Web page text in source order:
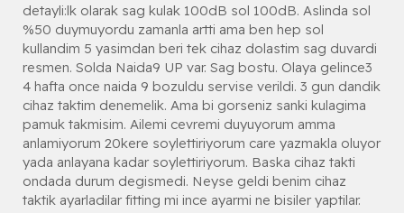
detayli:lk olarak sag kulak 100dB sol 100dB. Aslinda sol
%50 duymuyordu zamanla artti ama ben hep sol
kullandim 5 yasimdan beri tek cihaz dolastim sag duvardi
resmen. Solda Naida9 UP var. Sag bostu. Olaya gelince3
4 hafta once naida 9 bozuldu servise verildi. 3 gun dandik
cihaz taktim denemelik. Ama bi gorseniz sanki kulagima
pamuk takmisim. Ailemi cevremi duyuyorum amma
anlamiyorum 20kere soylettiriyorum care yazmakla oluyor
yada anlayana kadar soylettiriyorum. Baska cihaz takti
ondada durum degismedi. Neyse geldi benim cihaz
taktik ayarladilar fitting mi ince ayarmi ne bisiler yaptilar.